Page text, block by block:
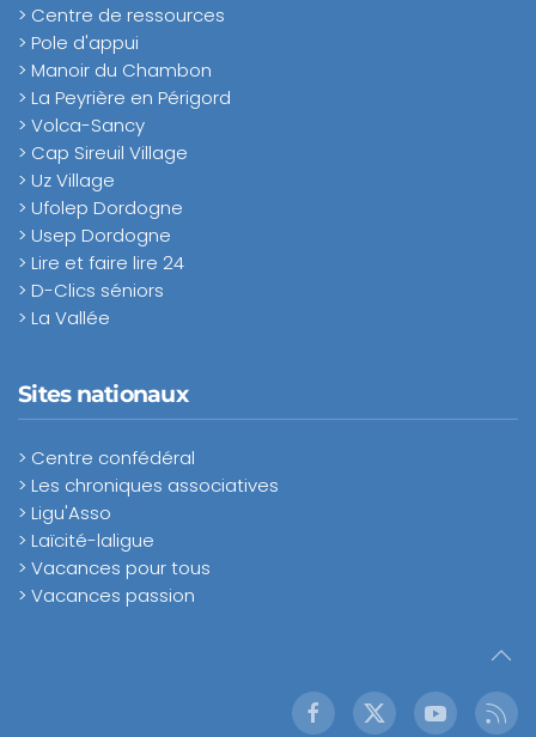
> Centre de ressources
> Pole d'appui
> Manoir du Chambon
> La Peyrière en Périgord
> Volca-Sancy
> Cap Sireuil Village
> Uz Village
> Ufolep Dordogne
> Usep Dordogne
> Lire et faire lire 24
> D-Clics séniors
> La Vallée
Sites nationaux
> Centre confédéral
> Les chroniques associatives
> Ligu'Asso
> Laïcité-laligue
> Vacances pour tous
> Vacances passion